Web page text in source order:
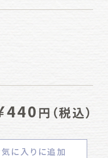
440 円 （税込）
に入りに追加